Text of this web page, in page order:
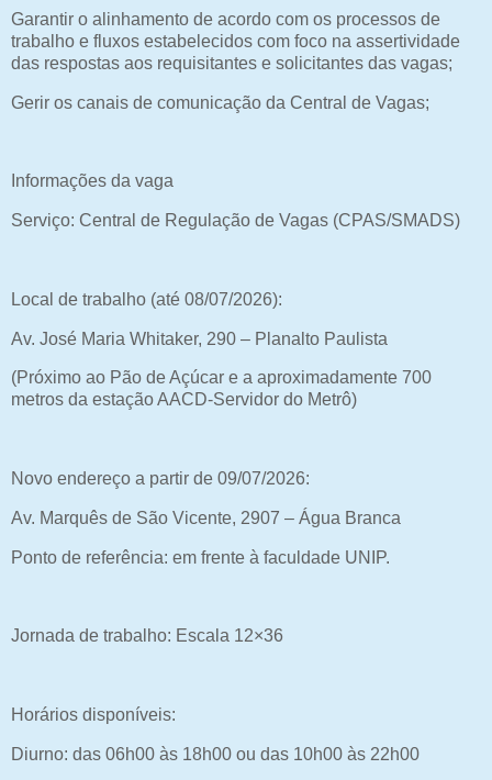
Garantir o alinhamento de acordo com os processos de
trabalho e fluxos estabelecidos com foco na assertividade
das respostas aos requisitantes e solicitantes das vagas;
Gerir os canais de comunicação da Central de Vagas;
Informações da vaga
Serviço: Central de Regulação de Vagas (CPAS/SMADS)
Local de trabalho (até 08/07/2026):
Av. José Maria Whitaker, 290 – Planalto Paulista
(Próximo ao Pão de Açúcar e a aproximadamente 700
metros da estação AACD-Servidor do Metrô)
Novo endereço a partir de 09/07/2026:
Av. Marquês de São Vicente, 2907 – Água Branca
Ponto de referência: em frente à faculdade UNIP.
Jornada de trabalho: Escala 12×36
Horários disponíveis:
Diurno: das 06h00 às 18h00 ou das 10h00 às 22h00